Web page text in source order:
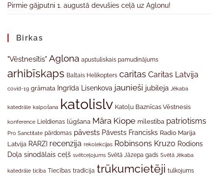
Pirmie gājputni 1. augustā devušies ceļā uz Aglonu!
Birkas
"Vēstnesītis" Aglona apustuliskais pamudinājums
arhibīskaps Baltais Helikopters caritas Caritas Latvija
covid-19 grāmata Ingrīda Lisenkova jaunieši jubileja Jēkaba
katedrāle kalpošana katolislv Katoļu Baznīcas Vēstnesis
konference Lieldienas lūgšana Māra Kiope mīlestība patriotisms
Pro Sanctitate pārdomas pāvests Pāvests Francisks Radio Marija
Latvija RARZI recenzija rekolekcijas Robinsons Kruzo Rodions
Doļa sinodālais ceļš svētceļojums Svētā Jāzepa gads Svētā Jēkaba
katedrāle ticība Tiecības tradīcija trūkumcietēji tulkojums